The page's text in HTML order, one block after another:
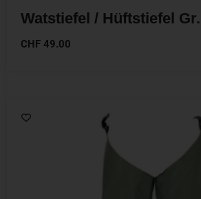
Watstiefel / Hüftstiefel
CHF 49.00